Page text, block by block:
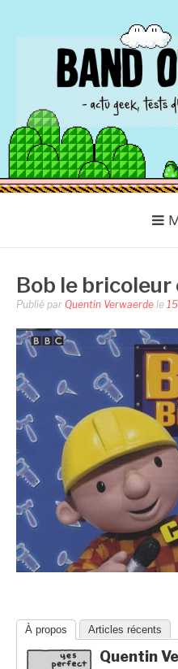
BAND OF
Actu Geek d'hier et d'aujourd'hui
Bob le
Publié par Quentin Verwaerde le
À propos Articles récents
Quentin